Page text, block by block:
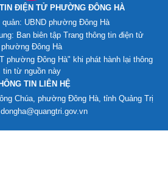
ĐIỆN TỬ PHƯỜNG ĐÔNG HÀ
UBND phường Đông Hà
Ban biên tập Trang thông tin điện tử
phường Đông Hà
phường Đông Hà" khi phát hành lại thông
tin từ nguồn này
TIN LIÊN HỆ
Chúa, phường Đông Hà, tỉnh Quảng Trị